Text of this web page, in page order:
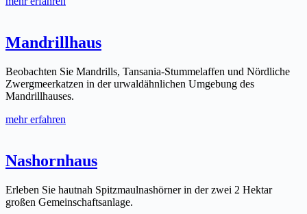
Mandrillhaus
Beobachten Sie Mandrills, Tansania-Stummelaffen und Nördliche
Zwergmeerkatzen in der urwaldähnlichen Umgebung des
Mandrillhauses.
mehr erfahren
Nashornhaus
Erleben Sie hautnah Spitzmaulnashörner in der zwei 2 Hektar
großen Gemeinschaftsanlage.